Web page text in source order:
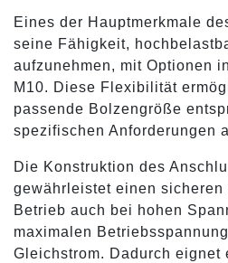
Eines der Hauptmerkmale
seine Fähigkeit,
aufzunehmen, mit Optionen
M10. Diese Flexibilität
passende Bolzengröße
spezifischen Anforderungen
Die Konstruktion des
gewährleistet einen sicheren
Betrieb auch bei hohen
maximalen
Gleichstrom. Dadurch eignet